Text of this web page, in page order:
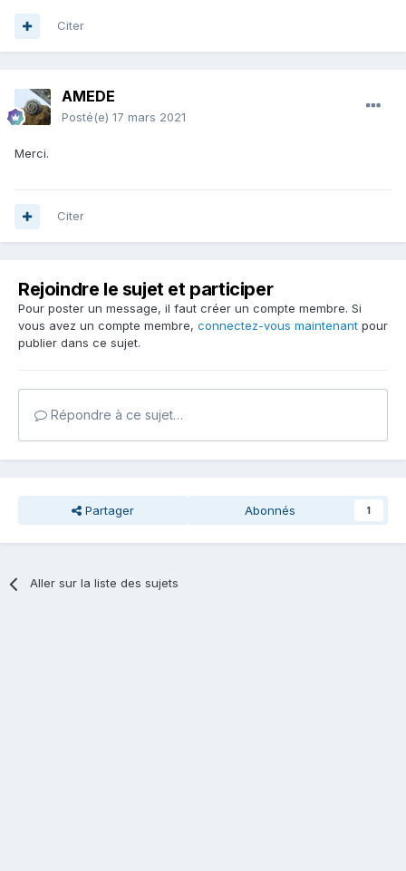
Citer
AMEDE
Posté(e) 17 mars 2021
Merci.
Citer
Rejoindre le sujet et participer
Pour poster un message, il faut créer un compte membre. Si
vous avez un compte membre, connectez-vous maintenant pour
publier dans ce sujet.
Répondre à ce sujet…
Partager Abonnés 1
Aller sur la liste des sujets